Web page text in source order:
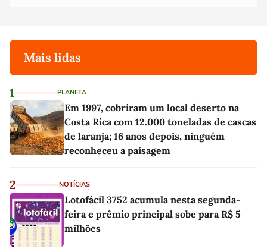
Mais lidas
1 PLANETA
Em 1997, cobriram um local deserto na
Costa Rica com 12.000 toneladas de cascas
de laranja; 16 anos depois, ninguém
reconheceu a paisagem
2 NOTÍCIAS
Lotofácil 3752 acumula nesta segunda-
feira e prêmio principal sobe para R$ 5
milhões